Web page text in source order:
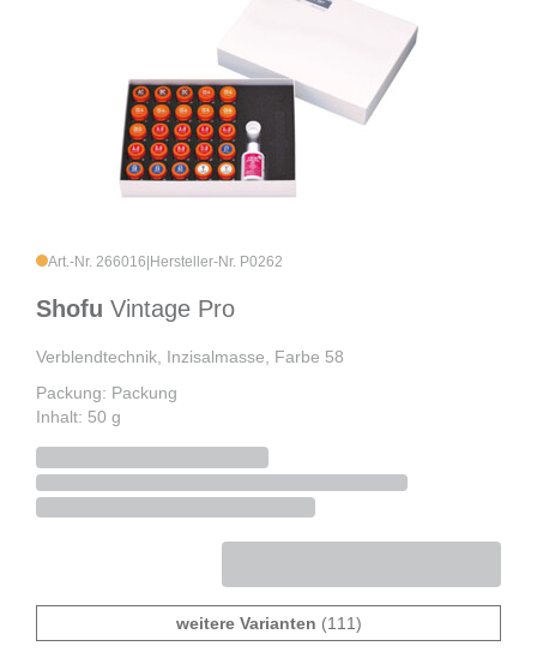
Art.-Nr. 266016 Hersteller-Nr. P0262
Shofu Vintage Pro
Verblendtechnik, Inzisalmasse, Farbe 58
Packung: Packung
Inhalt: 50 g
weitere Varianten (111)